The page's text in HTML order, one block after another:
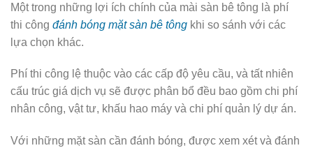
Một trong những lợi ích chính của mài sàn bê tông là phí
thi công đánh bóng mặt sàn bê tông khi so sánh với các
lựa chọn khác.
Phí thi công lệ thuộc vào các cấp độ yêu cầu, và tất nhiên
cấu trúc giá dịch vụ sẽ được phân bổ đều bao gồm chi phí
nhân công, vật tư, khấu hao máy và chi phí quản lý dự án.
Với những mặt sàn cần đánh bóng, được xem xét và đánh